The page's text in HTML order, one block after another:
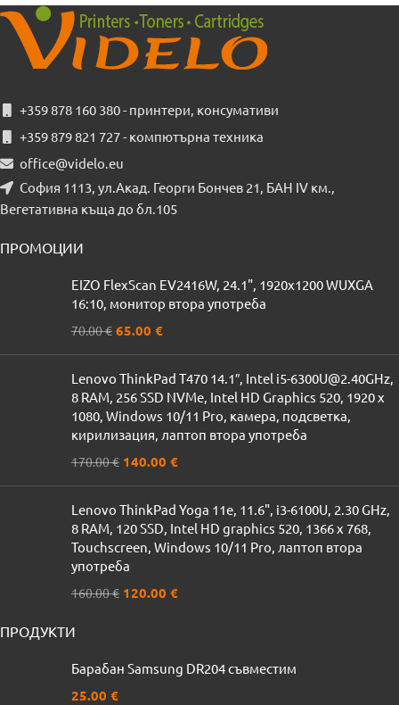
+359 878 160 380 - принтери, консумативи
+359 879 821 727 - компютърна техника
office@videlo.eu
София 1113, ул.Акад. Георги Бончев 21, БАН IV км.,
Вегетативна къща до бл.105
ПРОМОЦИИ
EIZO FlexScan EV2416W, 24.1", 1920x1200 WUXGA
16:10, монитор втора употреба
70.00€ 65.00 €
Lenovo ThinkPad T470 14.1″, Intel i5-6300U@2.40GHz,
8 RAM, 256 SSD NVMe, Intel HD Graphics 520, 1920 x
1080, Windows 10/11 Pro, камера, подсветка,
кирилизация, лаптоп втора употреба
170.00€ 140.00 €
Lenovo ThinkPad Yoga 11e, 11.6", i3-6100U, 2.30 GHz,
8 RAM, 120 SSD, Intel HD graphics 520, 1366 x 768,
Touchscreen, Windows 10/11 Pro, лаптоп втора
употреба
160.00€ 120.00 €
ПРОДУКТИ
Барабан Samsung DR204 съвместим
25.00 €